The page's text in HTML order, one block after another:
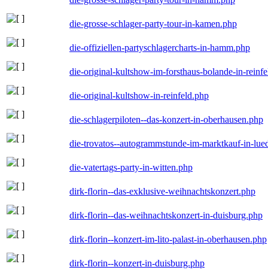
die-grosse-schlager-party-tour-in-kamen.php
die-offiziellen-partyschlagercharts-in-hamm.php
die-original-kultshow-im-forsthaus-bolande-in-
die-original-kultshow-in-reinfeld.php
die-schlagerpiloten--das-konzert-in-oberhausen.php
die-trovatos--autogrammstunde-im-marktkauf-in-
die-vatertags-party-in-witten.php
dirk-florin--das-exklusive-weihnachtskonzert.php
dirk-florin--das-weihnachtskonzert-in-duisburg.php
dirk-florin--konzert-im-lito-palast-in-oberhausen.php
dirk-florin--konzert-in-duisburg.php